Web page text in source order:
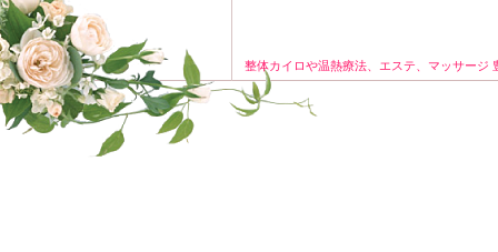
整体カイロや温熱療法、エステ、マッサージ